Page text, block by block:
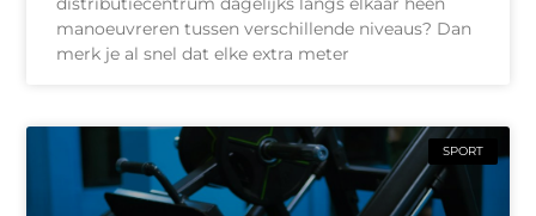
manoeuvreren tussen verschillende niveaus? Dan
merk je al snel dat elke extra meter
SPORT